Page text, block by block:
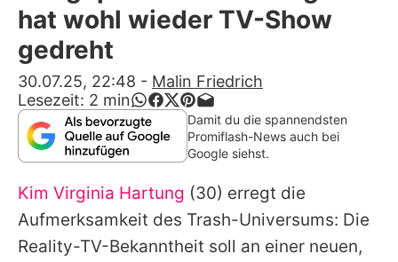
Filme & Serien
Lifestyle
Familie & Liebe
Promiflash Exklusiv
Alle Themen auf Promiflash
Jobs
hat wohl wieder TV-Show
gedreht
30.07.25, 22:48 - Malin Friedrich
Lesezeit: 2 min
Damit du die spannendsten
Promiflash-News auch bei
Google siehst.
Kim Virginia Hartung (30) erregt die
Aufmerksamkeit des Trash-Universums: Die
Reality-TV-Bekanntheit soll an einer neuen,